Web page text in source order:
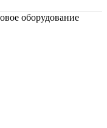
оборудование